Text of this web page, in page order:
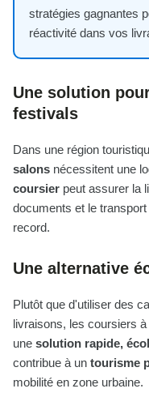
stratégies gagnantes
réactivité dans vos
Une solution
festivals
Dans une région
salons nécessitent une
coursier peut assurer la
documents et le
record.
Une alternative
Plutôt que d'utiliser des
livraisons, les coursiers
une solution rapide,
contribue à un tourisme
mobilité en zone urbaine.